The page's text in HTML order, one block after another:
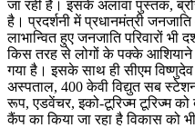
जा रही है। इसके अलावा पुस्तक,
है। प्रदर्शनी में प्रधानमंत्री
लाभान्वित हुए जनजाति परिवारों भी
किस तरह से लोगों के पक्के आशियाने
गया है। इसके साथ ही सीएम
अस्पताल, 400 केवी विद्युत सब
रूप, एडवेंचर, इको-टूरिज्म टूरिज्म को
कैंप का किया जा रहा है विकास को